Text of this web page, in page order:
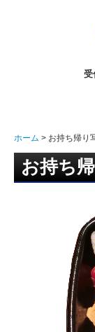
受
ホーム お持ち帰り
お持ち